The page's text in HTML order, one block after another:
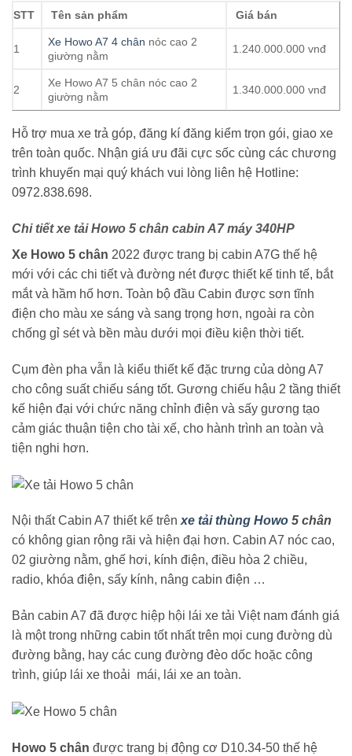
STT Tên sản phẩm Giá bán
1
Xe Howo A7 4 chân nóc cao 2
giường nằm
1.240.000.000 vnđ
2
Xe Howo A7 5 chân nóc cao 2
giường nằm
1.340.000.000 vnđ
Hỗ trợ mua xe trả góp, đăng kí đăng kiểm trọn gói, giao xe
trên toàn quốc. Nhận giá ưu đãi cực sốc cùng các chương
trình khuyến mại quý khách vui lòng liên hệ Hotline:
0972.838.698.
Chi tiết xe tảiHowo 5 chân cabin A7 máy 340HP
Xe Howo 5 chân 2022 được trang bị cabin A7G thế hệ
mới với các chi tiết và đường nét được thiết kế tinh tế, bắt
mắt và hầm hố hơn. Toàn bộ đầu Cabin được sơn tĩnh
điện cho màu xe sáng và sang trọng hơn, ngoài ra còn
chống gỉ sét và bền màu dưới mọi điều kiện thời tiết.
Cụm đèn pha vẫn là kiểu thiết kế đặc trưng của dòng A7
cho công suất chiếu sáng tốt. Gương chiếu hậu 2 tầng thiết
kế hiện đại với chức năng chỉnh điện và sấy gương tạo
cảm giác thuận tiện cho tài xế, cho hành trình an toàn và
tiện nghi hơn.
Nội thất Cabin A7 thiết kế trênxe tải thùng Howo 5 chân
có không gian rộng rãi và hiện đại hơn. Cabin A7 nóc cao,
02 giường nằm, ghế hơi, kính điện, điều hòa 2 chiều,
radio, khóa điện, sấy kính, nâng cabin điện …
Bản cabin A7 đã được hiệp hội lái xe tải Việt nam đánh giá
là một trong những cabin tốt nhất trên mọi cung đường dù
đường bằng, hay các cung đường đèo dốc hoặc công
trình, giúp lái xe thoải mái, lái xe an toàn.
Howo 5 chân được trang bị động cơ D10.34-50 thế hệ